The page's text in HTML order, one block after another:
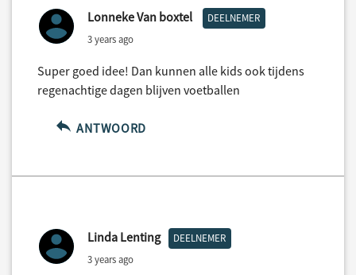
Lonneke Van boxtel DEELNEMER
3 years ago
Super goed idee! Dan kunnen alle kids ook tijdens
regenachtige dagen blijven voetballen
ANTWOORD
Linda Lenting DEELNEMER
3 years ago